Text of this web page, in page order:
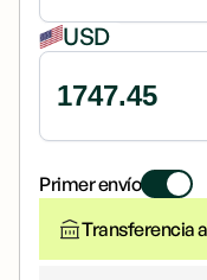
USD
Hacia
Primer envío
Transferencia